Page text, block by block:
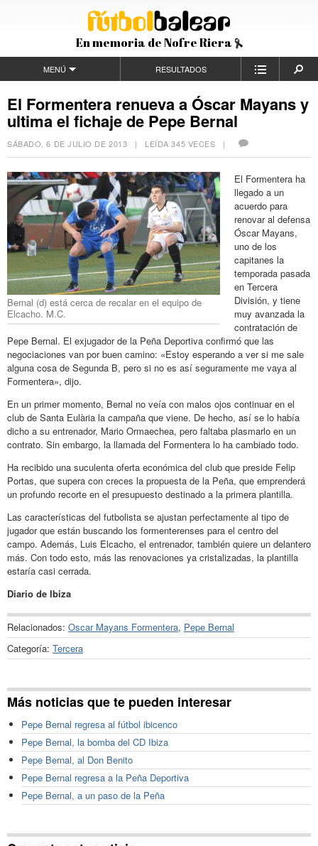
En memoria de Nofre Riera
MENÚ RESULTADOS
El Formentera renueva a Óscar Mayans y
ultima el fichaje de Pepe Bernal
SÁBADO, 6 DE JULIO DE 2013 | LEÍDA 345 VECES |
Bernal (d) está cerca de recalar en el equipo de
Elcacho. M.C.
El Formentera ha
llegado a un
acuerdo para
renovar al defensa
Óscar Mayans,
uno de los
capitanes la
temporada pasada
en Tercera
División, y tiene
muy avanzada la
contratación de
Pepe Bernal. El exjugador de la Peña Deportiva confirmó que las
negociaciones van por buen camino: «Estoy esperando a ver si me sale
alguna cosa de Segunda B, pero si no es así seguramente me vaya al
Formentera», dijo.
En un primer momento, Bernal no veía con malos ojos continuar en el
club de Santa Eulària la campaña que viene. De hecho, así se lo había
dicho a su entrenador, Mario Ormaechea, pero faltaba plasmarlo en un
contrato. Sin embargo, la llamada del Formentera lo ha cambiado todo.
Ha recibido una suculenta oferta económica del club que preside Felip
Portas, que supera con creces la propuesta de la Peña, que emprenderá
un profundo recorte en el presupuesto destinado a la primera plantilla.
Las características del futbolista se ajustan perfectamente al tipo de
jugador que están buscando los formenterenses para el centro del
campo. Además, Luis Elcacho, el entrenador, también quiere un delantero
más. Con todo esto, más las renovaciones ya cristalizadas, la plantilla
estaría casi cerrada.
Diario de Ibiza
Relacionados: Oscar Mayans Formentera, Pepe Bernal
Categoría: Tercera
Más noticias que te pueden interesar
Pepe Bernal regresa al fútbol ibicenco
Pepe Bernal, la bomba del CD Ibiza
Pepe Bernal, al Don Benito
Pepe Bernal regresa a la Peña Deportiva
Pepe Bernal, a un paso de la Peña